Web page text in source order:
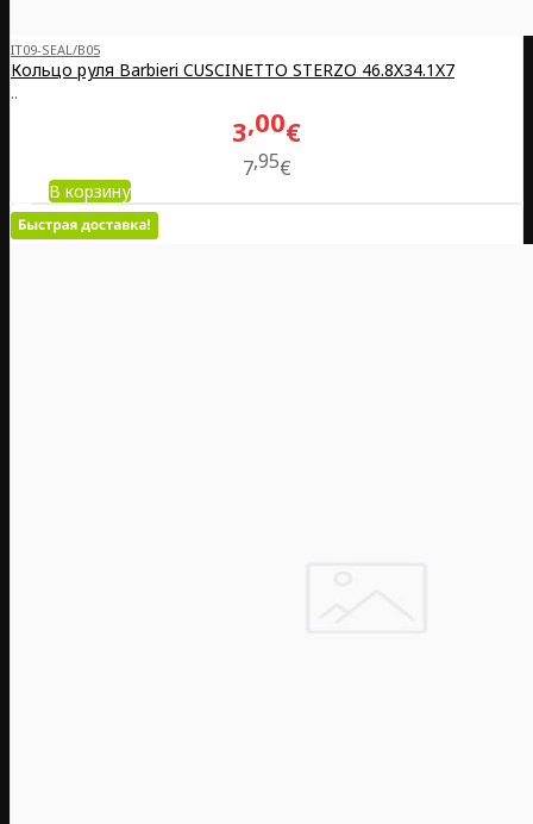
IT09-SEAL/B05
Кольцо руля Barbieri CUSCINETTO STERZO 46.8X34.1X7
..
3 00€
7 95€
В корзину